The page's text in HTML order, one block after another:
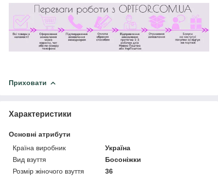
Приховати
Характеристики
Основні атрибути
Країна виробник
Україна
Вид взуття
Босоніжки
Розмір жіночого взуття
36